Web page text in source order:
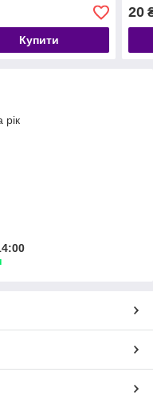
Купити
20
рік